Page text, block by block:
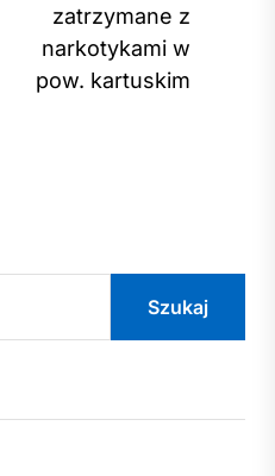
zatrzymane z
narkotykami w
pow. kartuskim
Szukaj